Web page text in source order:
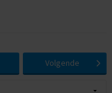
Volgende